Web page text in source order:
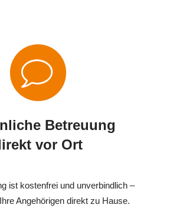
Betreuung
vor Ort
ist kostenfrei und unverbindlich –
Angehörigen direkt zu Hause.